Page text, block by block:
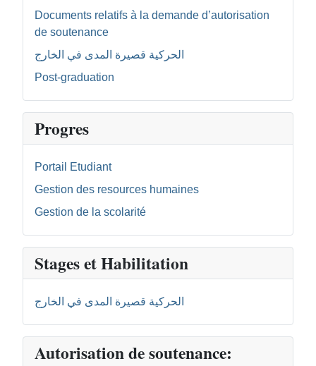
Documents relatifs à la demande d’autorisation
de soutenance
الحركية قصيرة المدى في الخارج
Post-graduation
Progres
Portail Etudiant
Gestion des resources humaines
Gestion de la scolarité
Stages et Habilitation
الحركية قصيرة المدى في الخارج
Autorisation de soutenance: